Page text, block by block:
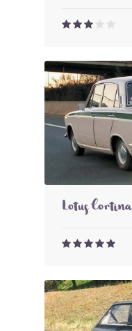
Lotus Cortina